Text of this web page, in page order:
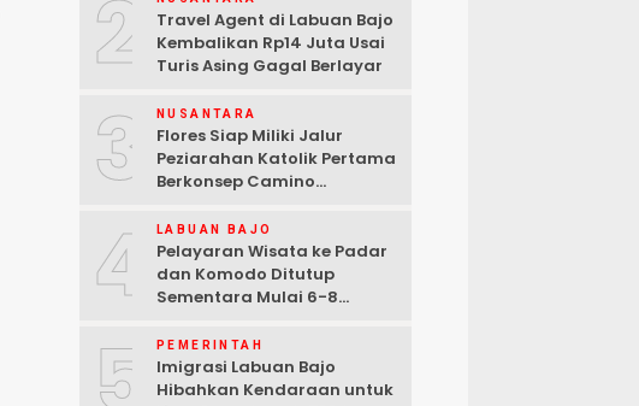
2
Travel Agent di Labuan Bajo
Kembalikan Rp14 Juta Usai
Turis Asing Gagal Berlayar
3 NUSANTARA
Flores Siap Miliki Jalur
Peziarahan Katolik Pertama
Berkonsep Camino
4 LABUAN BAJO
Pelayaran Wisata ke Padar
dan Komodo Ditutup
Sementara Mulai 6-8
5 PEMERINTAH
Imigrasi Labuan Bajo
Hibahkan Kendaraan untuk